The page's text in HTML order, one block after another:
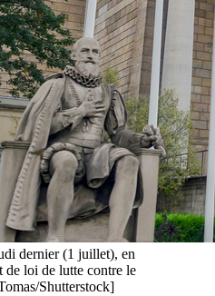
dernier (1 juillet), en
de loi de lutte contre le
Shutterstock]